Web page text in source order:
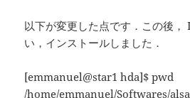
以下が変更した点です．この後，
い，インストールしました．
[emmanuel@star1 hda]$ pwd
/home/emmanuel/Softwares/